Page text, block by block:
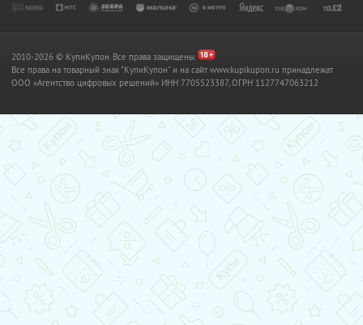
2010-2026 © КупиКупон. Все права защищены.
Все права на товарный знак "КупиКупон" и на сайт www.kupikupon.ru принадлежат
OOO «Агентство цифровых решений» ИНН 7705523387, ОГРН 1127747063212